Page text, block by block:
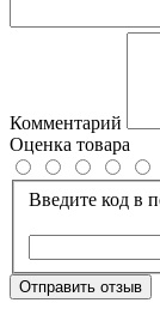
Комментарий
Оценка товара
Введите код в
Отправить отзыв